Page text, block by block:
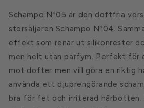
Schampo Nº05 är den doftfria
storsäljaren Schampo Nº04.
effekt som renar ut silikonrester
men helt utan parfym. Perfekt för
mot dofter men vill göra en riktig
använda ett djuprengörande
bra för fet och irriterad hårbotten.